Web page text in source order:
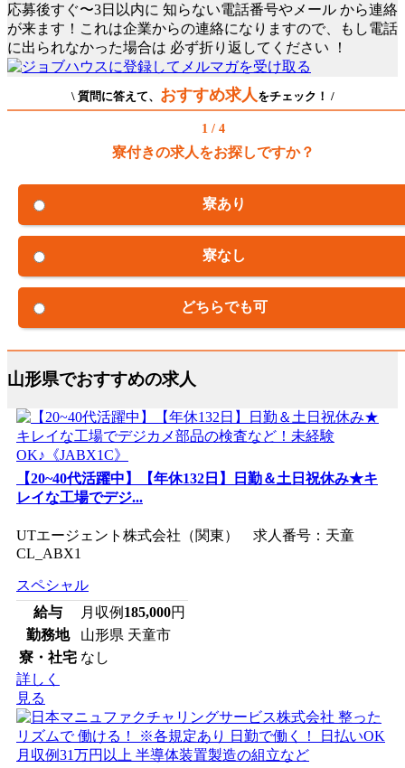
応募後すぐ〜3日以内に 知らない電話番号やメール から連絡
が来ます！これは企業からの連絡になりますので、もし電話
に出られなかった場合は 必ず折り返してください ！
\ 質問に答えて、 おすすめ求人 をチェック！ /
1 / 4
寮付きの求人をお探しですか？
寮あり
寮なし
どちらでも可
山形県でおすすめの求人
【20~40代活躍中】【年休132日】日勤＆土日祝休み★キ
レイな工場でデジ...
UTエージェント株式会社（関東） 求人番号：天童
CL_ABX1
スペシャル
給与
月収例 185,000円
勤務地
山形県 天童市
寮・社宅 なし
詳しく
見る